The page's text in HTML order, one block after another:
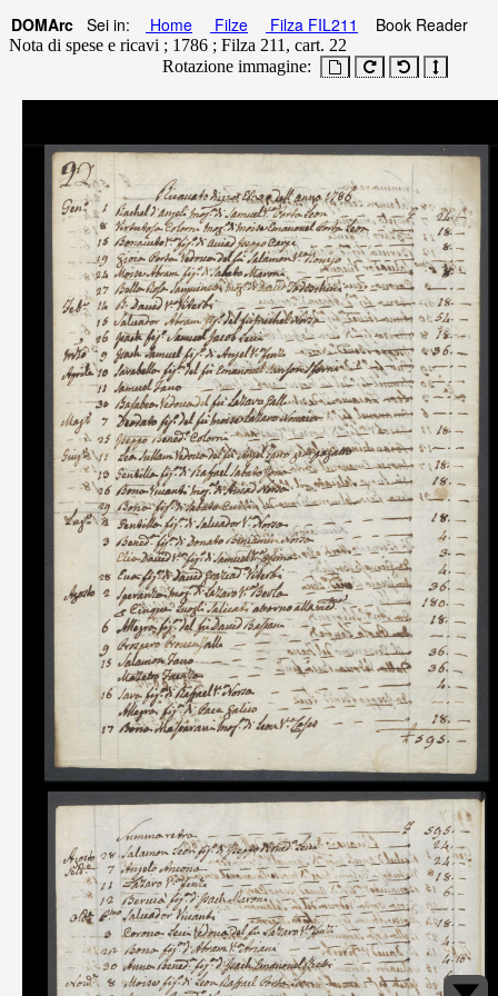
DOMArc Sei in: Home Filze Filza FIL211 Book Reader
Nota di spese e ricavi ; 1786 ; Filza 211, cart. 22
Rotazione immagine: